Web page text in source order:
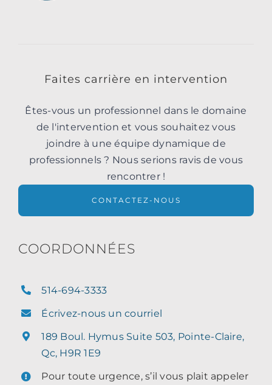
Faites carrière en intervention
Êtes-vous un professionnel dans le domaine
de l'intervention et vous souhaitez vous
joindre à une équipe dynamique de
professionnels ? Nous serions ravis de vous
rencontrer !
CONTACTEZ-NOUS
COORDONNÉES
514-694-3333
Écrivez-nous un courriel
189 Boul. Hymus Suite 503, Pointe-Claire,
Qc, H9R 1E9
Pour toute urgence, s’il vous plait appeler